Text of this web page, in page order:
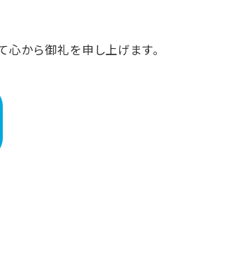
心から御礼を申し上げます。